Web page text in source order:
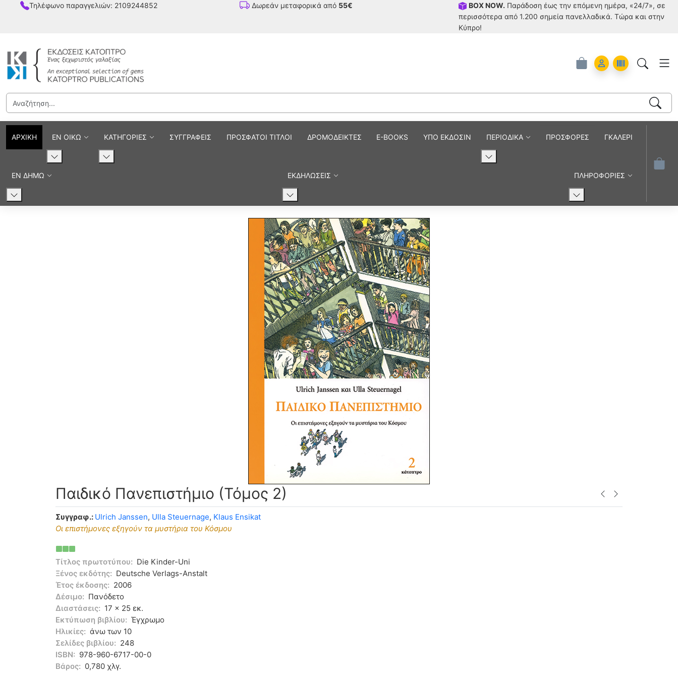
Τηλέφωνο παραγγελιών: 2109244852 Δωρεάν μεταφορικά από 55€ BOX NOW. Παράδοση έως την επόμενη ημέρα, «24/7», σε
περισσότερα από 1.200 σημεία πανελλαδικά. Tώρα και στην
Κύπρο!
Account
Orders
ΑΡΧΙΚΗ ΕΝ ΟΙΚΩ ΚΑΤΗΓΟΡΙΕΣ ΣΥΓΓΡΑΦΕΙΣ ΠΡΟΣΦΑΤΟΙ ΤΙΤΛΟΙ ΔΡΟΜΟΔΕΙΚΤΕΣ E-BOOKS ΥΠΟ ΕΚΔΟΣΙΝ ΠΕΡΙΟΔΙΚΑ ΠΡΟΣΦΟΡΕΣ ΓΚΑΛΕΡΙ
ΕΝ ΔΗΜΩ ΕΚΔΗΛΩΣΕΙΣ ΠΛΗΡΟΦΟΡΙΕΣ
Παιδικό Πανεπιστήμιο (Τόμος 2)
Συγγραφ.: Ulrich Janssen, Ulla Steuernage, Klaus Ensikat
Οι επιστήμονες εξηγούν τα μυστήρια του Κόσμου
Τίτλος πρωτοτύπου: Die Kinder-Uni
Ξένος εκδότης: Deutsche Verlags-Anstalt
Έτος έκδοσης: 2006
Δέσιμο: Πανόδετο
Διαστάσεις: 17 x 25 εκ.
Εκτύπωση βιβλίου: Έγχρωμο
Ηλικίες: άνω των 10
Σελίδες βιβλίου: 248
ISBN: 978-960-6717-00-0
Βάρος: 0,780 χλγ.